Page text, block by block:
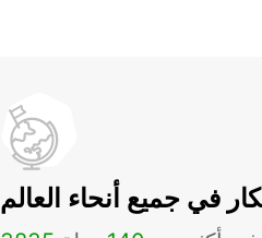
في جميع أنحاء العالم